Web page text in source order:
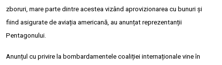
zboruri, mare parte dintre acestea vizând aprovizionarea cu bunuri și
fiind asigurate de aviația americană, au anunțat reprezentanții
Pentagonului.
Anunțul cu privire la bombardamentele coaliției internaționale vine în